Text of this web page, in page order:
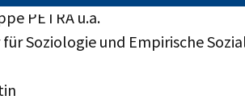
PETRA u.a.
für Soziologie und Empirische